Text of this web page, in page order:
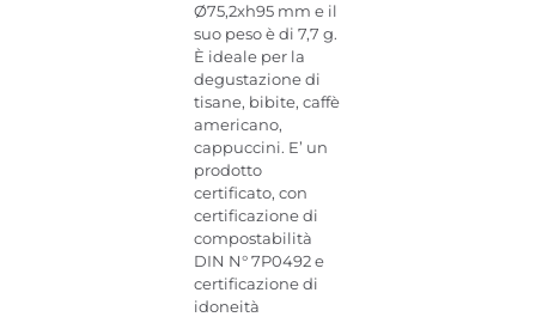
Ø75,2xh95 mm e il
suo peso è di 7,7 g.
È ideale per la
degustazione di
tisane, bibite, caffè
americano,
cappuccini. E’ un
prodotto
certificato, con
certificazione di
compostabilità
DIN N° 7P0492 e
certificazione di
idoneità